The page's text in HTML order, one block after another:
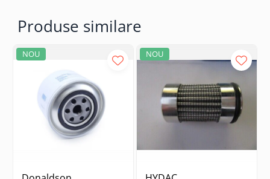
Produse similare
NOU NOU